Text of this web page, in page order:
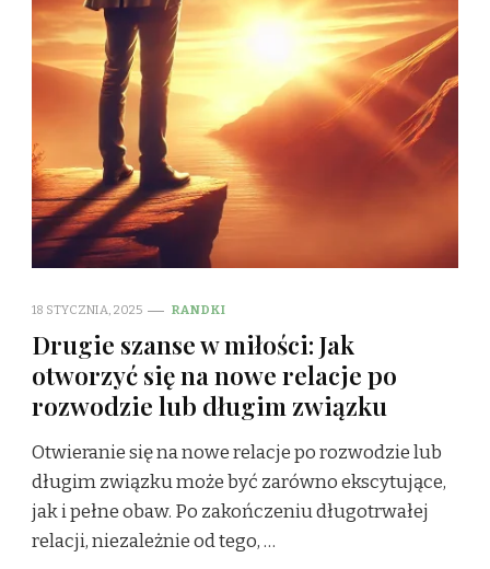
18 STYCZNIA, 2025 RANDKI
Drugie szanse w miłości: Jak
otworzyć się na nowe relacje po
rozwodzie lub długim związku
Otwieranie się na nowe relacje po rozwodzie lub
długim związku może być zarówno ekscytujące,
jak i pełne obaw. Po zakończeniu długotrwałej
relacji, niezależnie od tego, …